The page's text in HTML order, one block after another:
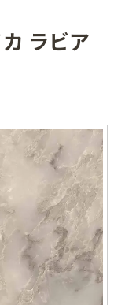
ラビア